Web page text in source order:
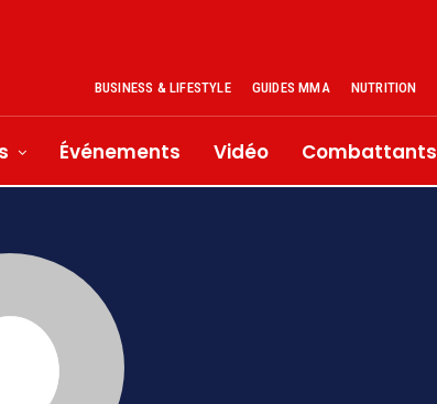
BUSINESS & LIFESTYLE GUIDES MMA NUTRITION
Événements Vidéo Combattants